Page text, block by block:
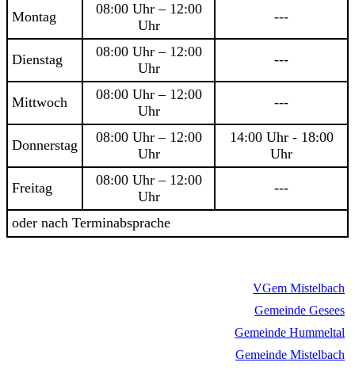
Montag
08:00 Uhr – 12:00
Uhr
---
Dienstag
08:00 Uhr – 12:00
Uhr
---
Mittwoch
08:00 Uhr – 12:00
Uhr
---
Donnerstag
08:00 Uhr – 12:00
Uhr
14:00 Uhr - 18:00
Uhr
Freitag
08:00 Uhr – 12:00
Uhr
---
oder nach Terminabsprache
VGem Mistelbach
Gemeinde Gesees
Gemeinde Hummeltal
Gemeinde Mistelbach